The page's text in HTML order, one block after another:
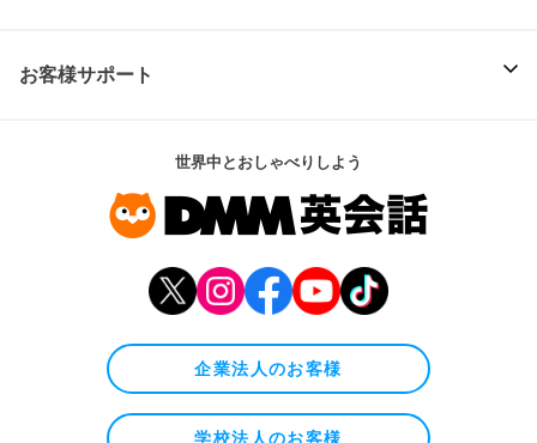
お客様サポート
世界中とおしゃべりしよう
企業法人のお客様
学校法人のお客様